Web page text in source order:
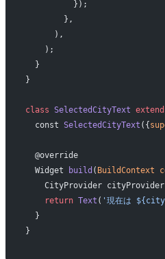
          });
        },
      ),
    );
  }
}
class SelectedCityText
  const
SelectedCityText ({
  @override
  Widget
build ( BuildContext
    CityProvider cityProvider
    return
Text ( '現在は
  }
}